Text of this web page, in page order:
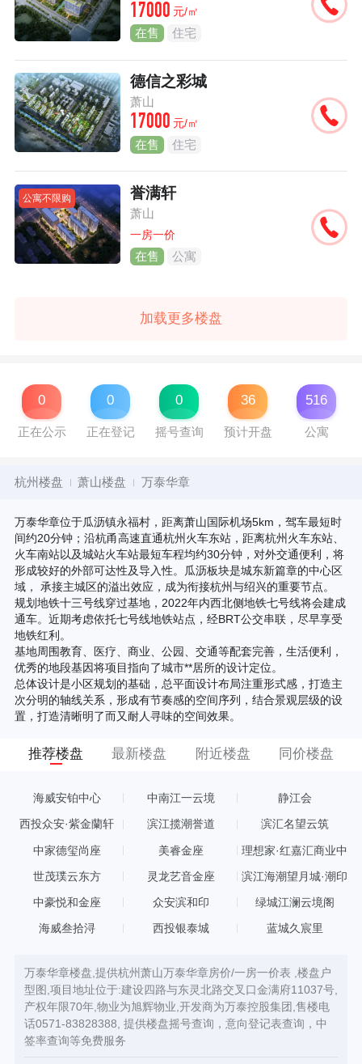
17000 元/㎡
在售 住宅
德信之彩城
萧山
17000 元/㎡
在售 住宅
公寓不限购 誉满轩
萧山
一房一价
在售 公寓
加载更多楼盘
0
正在公示
0
正在登记
0
摇号查询
36
预计开盘
516
公寓
杭州楼盘 萧山楼盘 万泰华章
万泰华章位于瓜沥镇永福村，距离萧山国际机场5km，驾车最短时
间约20分钟；沿杭甬高速直通杭州火车东站，距离杭州火车东站、
火车南站以及城站火车站最短车程均约30分钟，对外交通便利，将
形成较好的外部可达性及导入性。瓜沥板块是城东新篇章的中心区
域， 承接主城区的溢出效应，成为衔接杭州与绍兴的重要节点。
规划地铁十三号线穿过基地，2022年内西北侧地铁七号线将会建成
通车。近期考虑依托七号线地铁站点，经BRT公交串联，尽早享受
地铁红利。
基地周围教育、医疗、商业、公园、交通等配套完善，生活便利，
优秀的地段基因将项目指向了城市**居所的设计定位。
总体设计是小区规划的基础，总平面设计布局注重形式感，打造主
次分明的轴线关系，形成有节奏感的空间序列，结合景观层级的设
置，打造清晰明了而又耐人寻味的空间效果。
推荐楼盘 最新楼盘 附近楼盘 同价楼盘
海威安铂中心 中南江一云境 静江会
西投众安·紫金蘭轩 滨江揽潮誉道 滨汇名望云筑
中家德玺尚座 美睿金座
理想家·红嘉汇商业中
世茂璞云东方 灵龙艺音金座 滨江海潮望月城·潮印
中豪悦和金座 众安滨和印 绿城江澜云境阁
海威叁拾浔 西投银泰城 蓝城久宸里
万泰华章楼盘,提供杭州萧山万泰华章房价/一房一价表 ,楼盘户
型图,项目地址位于:建设四路与东灵北路交叉口金满府11037号,
产权年限70年,物业为旭辉物业,开发商为万泰控股集团,售楼电
话0571-83828388, 提供楼盘摇号查询，意向登记表查询，中
签率查询等免费服务